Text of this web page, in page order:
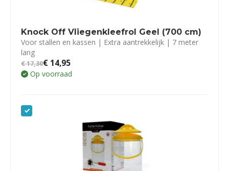
Knock Off Vliegenkleefrol Geel (700 cm)
Voor stallen en kassen | Extra aantrekkelijk | 7 meter
lang
€17,30€ 14,95
Op voorraad